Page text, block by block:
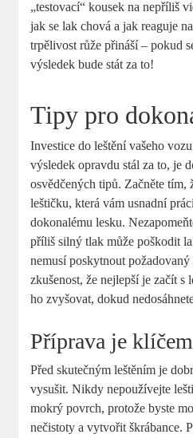
„testovací“ kousek na nepříliš
jak se lak chová a jak reaguje
trpělivost růže přináší – pokud
výsledek bude stát za to!
Tipy pro
Investice do leštění vašeho
výsledek opravdu stál za to, je
osvědčených tipů. Začněte tím,
leštičku, která vám usnadní
dokonalému lesku.
příliš silný tlak může poškodit
nemusí poskytnout
zkušenost, že nejlepší je začít s
ho zvyšovat, dokud
Příprava je klíčem
Před skutečným leštěním je
vysušit. Nikdy nepoužívejte
mokrý povrch, protože byste
nečistoty a vytvořit škrábance.